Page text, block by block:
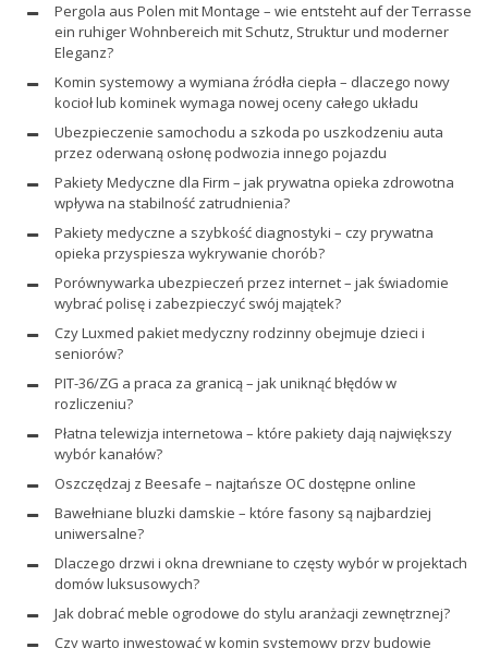
Pergola aus Polen mit Montage – wie entsteht auf der Terrasse
ein ruhiger Wohnbereich mit Schutz, Struktur und moderner
Eleganz?
Komin systemowy a wymiana źródła ciepła – dlaczego nowy
kocioł lub kominek wymaga nowej oceny całego układu
Ubezpieczenie samochodu a szkoda po uszkodzeniu auta
przez oderwaną osłonę podwozia innego pojazdu
Pakiety Medyczne dla Firm – jak prywatna opieka zdrowotna
wpływa na stabilność zatrudnienia?
Pakiety medyczne a szybkość diagnostyki – czy prywatna
opieka przyspiesza wykrywanie chorób?
Porównywarka ubezpieczeń przez internet – jak świadomie
wybrać polisę i zabezpieczyć swój majątek?
Czy Luxmed pakiet medyczny rodzinny obejmuje dzieci i
seniorów?
PIT-36/ZG a praca za granicą – jak uniknąć błędów w
rozliczeniu?
Płatna telewizja internetowa – które pakiety dają największy
wybór kanałów?
Oszczędzaj z Beesafe – najtańsze OC dostępne online
Bawełniane bluzki damskie – które fasony są najbardziej
uniwersalne?
Dlaczego drzwi i okna drewniane to częsty wybór w projektach
domów luksusowych?
Jak dobrać meble ogrodowe do stylu aranżacji zewnętrznej?
Czy warto inwestować w komin systemowy przy budowie